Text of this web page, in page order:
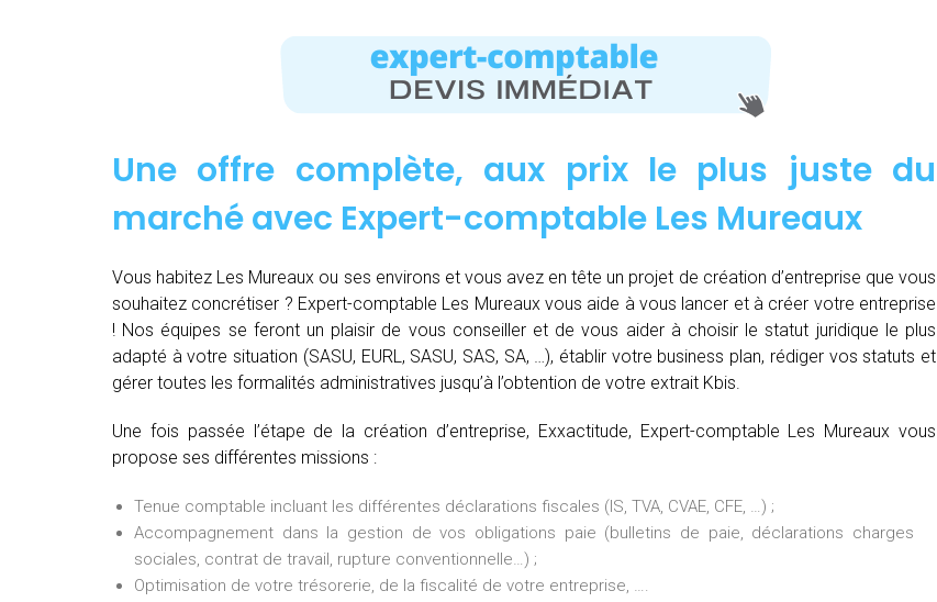
Une offre complète, aux prix le plus juste du
marché avec Expert-comptable Les Mureaux
Vous habitez Les Mureaux ou ses environs et vous avez en tête un projet de création d’entreprise que vous
souhaitez concrétiser ? Expert-comptable Les Mureaux vous aide à vous lancer et à créer votre entreprise
! Nos équipes se feront un plaisir de vous conseiller et de vous aider à choisir le statut juridique le plus
adapté à votre situation (SASU, EURL, SASU, SAS, SA, …), établir votre business plan, rédiger vos statuts et
gérer toutes les formalités administratives jusqu’à l’obtention de votre extrait Kbis.
Une fois passée l’étape de la création d’entreprise, Exxactitude, Expert-comptable Les Mureaux vous
propose ses différentes missions :
Tenue comptable incluant les différentes déclarations fiscales (IS, TVA, CVAE, CFE, …) ;
Accompagnement dans la gestion de vos obligations paie (bulletins de paie, déclarations charges
sociales, contrat de travail, rupture conventionnelle…) ;
Optimisation de votre trésorerie, de la fiscalité de votre entreprise, ….